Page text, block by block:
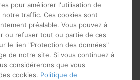
pour améliorer l'utilisation de
traffic. Ces cookies sont
préalable. Vous pouvez à
ou refuser tout ou partie de ces
le lien "Protection des données"
de notre site. Si vous continuez à
considérerons que vous
cookies. Politique de